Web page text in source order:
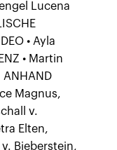
Lucena
• Ayla
• Martin
ANHAND
Magnus,
v.
Elten,
Bieberstein,